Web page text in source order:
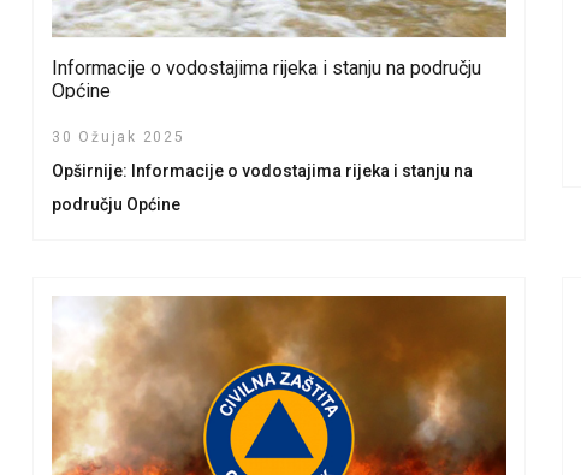
Informacije o vodostajima rijeka i stanju na području
Općine
30 Ožujak 2025
Opširnije: Informacije o vodostajima rijeka i stanju na
području Općine